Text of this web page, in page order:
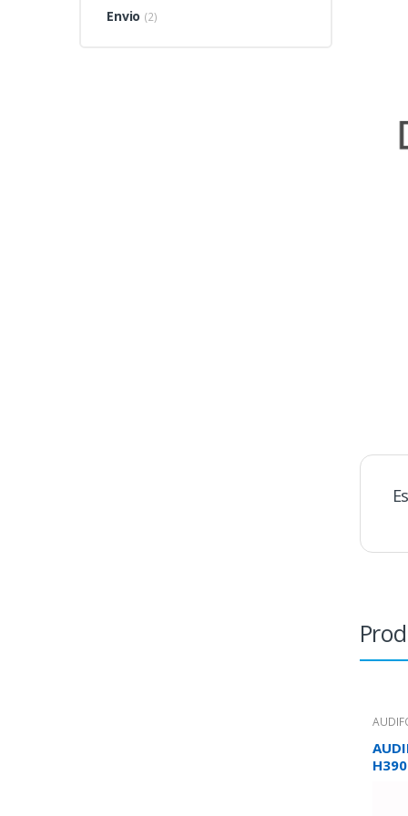
H390
Envio (2)